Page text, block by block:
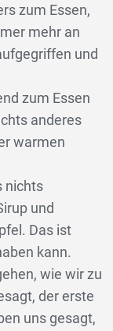
zum Essen,
mehr an
und
zum Essen
anderes
warmen
nichts
und
Das ist
kann.
wie wir zu
der erste
uns gesagt,